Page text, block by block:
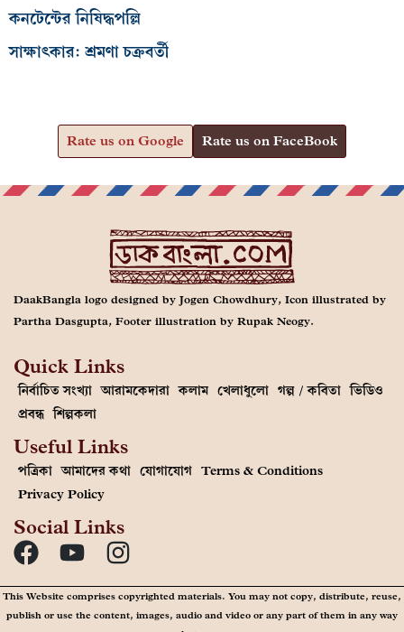
কনটেন্টের নিষিদ্ধপল্লি
সাক্ষাৎকার: শ্রমণা চক্রবর্তী
Rate us on Google Rate us on FaceBook
DaakBangla logo designed by Jogen Chowdhury, Icon illustrated by
Partha Dasgupta, Footer illustration by Rupak Neogy.
Quick Links
নির্বাচিত সংখ্যা আরামকেদারা কলাম খেলাধুলো গল্প / কবিতা ভিডিও
প্রবন্ধ শিল্পকলা
Useful Links
পত্রিকা আমাদের কথা যোগাযোগ Terms & Conditions
Privacy Policy
Social Links
This Website comprises copyrighted materials. You may not copy, distribute, reuse,
publish or use the content, images, audio and video or any part of them in any way